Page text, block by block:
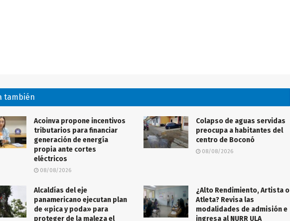
también
Acoinva propone incentivos
tributarios para financiar
generación de energía
propia ante cortes
eléctricos
08/08/2026
Colapso de aguas servidas
preocupa a habitantes del
centro de Boconó
08/08/2026
Alcaldías del eje
panamericano ejecutan plan
de «pica y poda» para
proteger de la maleza el
¿Alto Rendimiento, Artista o
Atleta? Revisa las
modalidades de admisión e
ingresa al NURR ULA